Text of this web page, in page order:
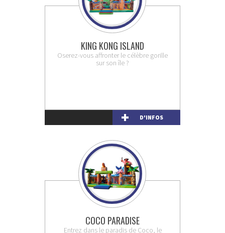
KING KONG ISLAND
Oserez-vous affronter le célèbre gorille
sur son île ?
D'INFOS
COCO PARADISE
Entrez dans le paradis de Coco, le